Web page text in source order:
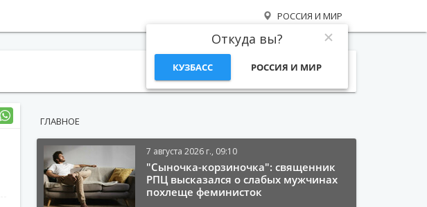
РОССИЯ И МИР
Откуда вы?
КУЗБАСС РОССИЯ И МИР
ГЛАВНОЕ
7 августа 2026 г., 09:10
"Сыночка-корзиночка": священник
РПЦ высказался о слабых мужчинах
похлеще феминисток